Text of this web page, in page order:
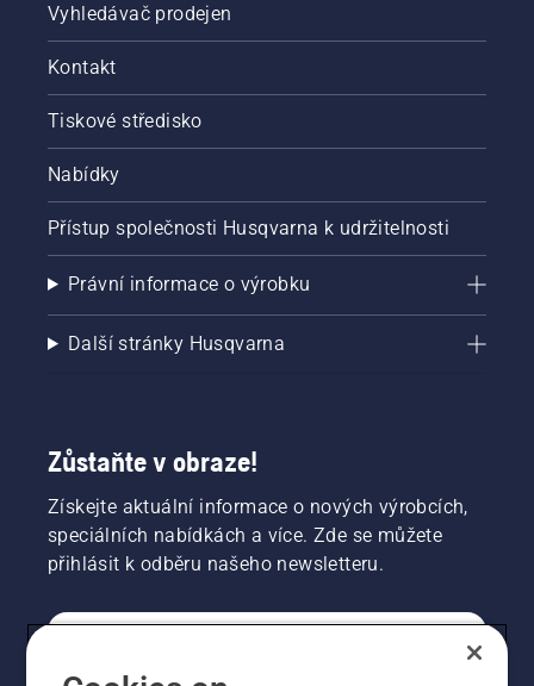
Vyhledávač prodejen
Kontakt
Tiskové středisko
Nabídky
Přístup společnosti Husqvarna k udržitelnosti
Právní informace o výrobku
Další stránky Husqvarna
Zůstaňte v obraze!
Získejte aktuální informace o nových výrobcích,
speciálních nabídkách a více. Zde se můžete
přihlásit k odběru našeho newsletteru.